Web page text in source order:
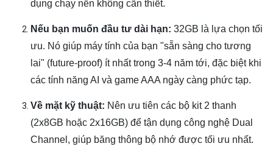
dụng chạy nền không cần thiết.
Nếu bạn muốn đầu tư dài hạn: 32GB là lựa chọn tối
ưu. Nó giúp máy tính của bạn "sẵn sàng cho tương
lai" (future-proof) ít nhất trong 3-4 năm tới, đặc biệt khi
các tính năng AI và game AAA ngày càng phức tạp.
Về mặt kỹ thuật: Nên ưu tiên các bộ kit 2 thanh
(2x8GB hoặc 2x16GB) để tận dụng công nghệ Dual
Channel, giúp băng thông bộ nhớ được tối ưu nhất.